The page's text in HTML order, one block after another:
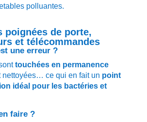
polluantes.
poignées de porte,
et télécommandes
une erreur ?
touchées en permanence
nettoyées… ce qui en fait un point
idéal pour les bactéries et
faire ?